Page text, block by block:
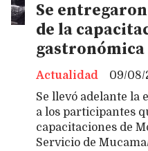
Se
de la
gastronómica
Actualidad
09/08/
Se llevó adelante la
a los participantes
capacitaciones de
Servicio de